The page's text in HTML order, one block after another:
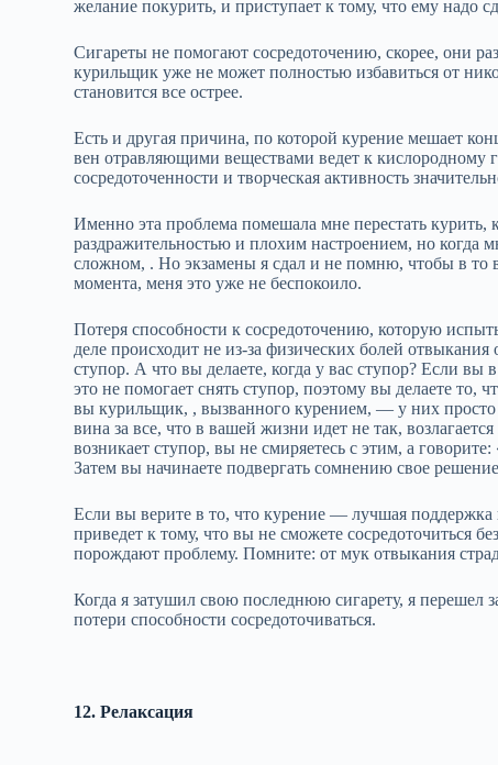
желание покурить, и приступает к тому, что ему надо
Сигареты не помогают сосредоточению, скорее, они
курильщик уже не может полностью избавиться от
становится все острее.
Есть и другая причина, по которой курение мешает
вен отравляющими веществами ведет к кислородному
сосредоточенности и творческая активность
Именно эта проблема помешала мне перестать
раздражительностью и плохим настроением, но когда
сложном, . Но экзамены я сдал и не помню, чтобы в то
момента, меня это уже не беспокоило.
Потеря способности к сосредоточению, которую
деле происходит не из‑за физических болей
ступор. А что вы делаете, когда у вас ступор? Если
это не помогает снять ступор, поэтому вы делаете
вы курильщик, , вызванного курением, — у них просто
вина за все, что в вашей жизни идет не так,
возникает ступор, вы не смиряетесь с этим, а
Затем вы начинаете подвергать сомнению свое решение
Если вы верите в то, что курение — лучшая поддержка
приведет к тому, что вы не сможете сосредоточиться
порождают проблему. Помните: от мук отвыкания
Когда я затушил свою последнюю сигарету, я перешел
потери способности сосредоточиваться.
12. Релаксация